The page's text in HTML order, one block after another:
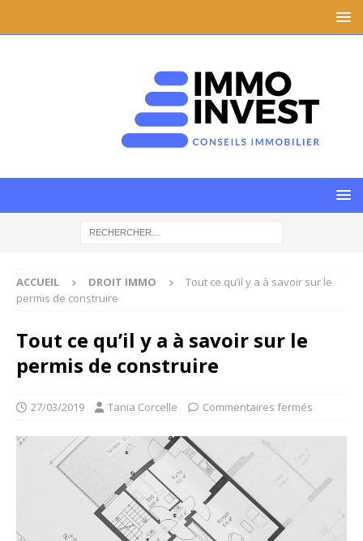
ACCUEIL DROIT IMMO
Tout ce qu’il y a à savoir sur le
permis de construire
Tout ce qu’il y a à savoir sur le
permis de construire
27/03/2019 Tania Corcelle Commentaires fermés